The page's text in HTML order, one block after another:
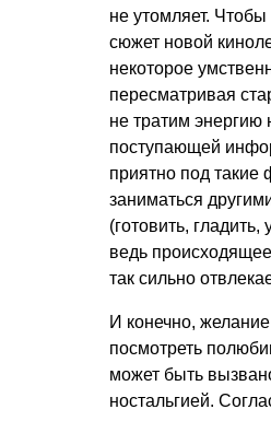
не утомляет. Чтобы
сюжет новой
некоторое
пересматривая
не тратим энергию
поступающей
приятно под такие
заниматься
(готовить, гладить,
ведь
так сильно
И конечно,
посмотреть
может быть
ностальгией.